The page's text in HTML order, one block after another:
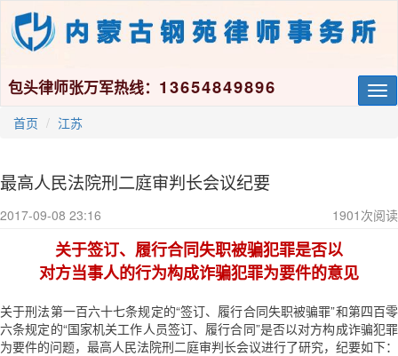
包头律师张万军热线： 13654849896
首页 江苏
最高人民法院刑二庭审判长会议纪要
2017-09-08 23:16 1901 次阅读
关于签订、履行合同失职被骗犯罪是否以
对方当事人的行为构成诈骗犯罪为要件的意见
关于刑法第一百六十七条规定的“签订、履行合同失职被骗罪”和第四百零
六条规定的“国家机关工作人员签订、履行合同”是否以对方构成诈骗犯罪
为要件的问题，最高人民法院刑二庭审判长会议进行了研究，纪要如下：